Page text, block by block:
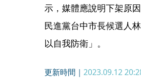
示，媒體應說明下架原
民進黨台中市長候選人
以自我防衛」。
更新時間｜ 2023.09.12